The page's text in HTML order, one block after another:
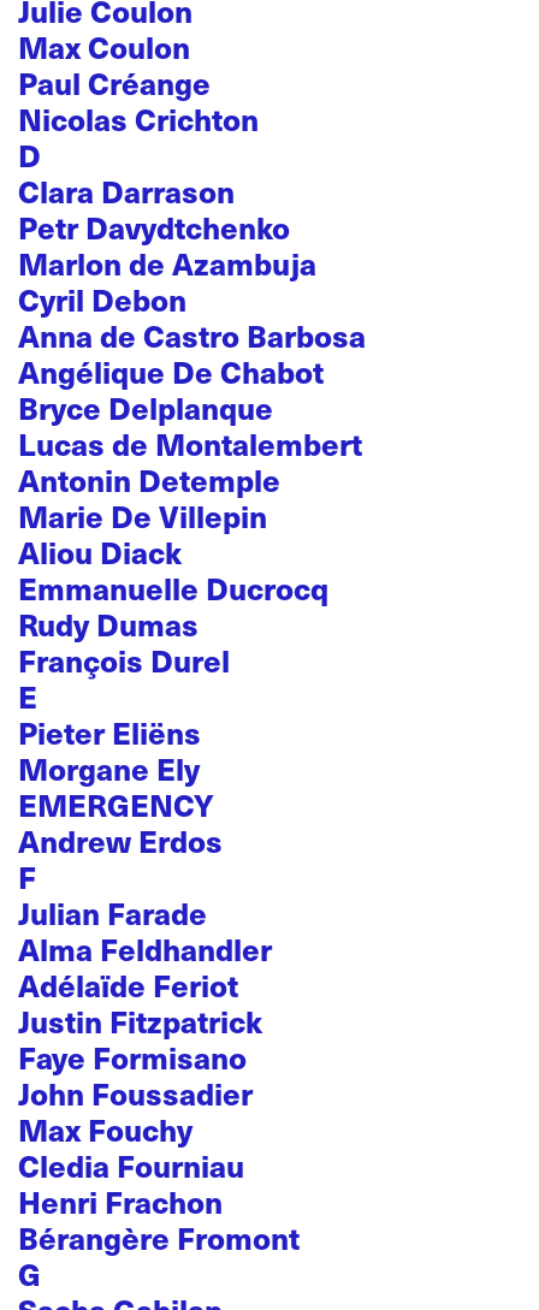
Julie Coulon
Max Coulon
Paul Créange
Nicolas Crichton
D
Clara Darrason
Petr Davydtchenko
Marlon de Azambuja
Cyril Debon
Anna de Castro Barbosa
Angélique De Chabot
Bryce Delplanque
Lucas de Montalembert
Antonin Detemple
Marie De Villepin
Aliou Diack
Emmanuelle Ducrocq
Rudy Dumas
François Durel
E
Pieter Eliëns
Morgane Ely
EMERGENCY
Andrew Erdos
F
Julian Farade
Alma Feldhandler
Adélaïde Feriot
Justin Fitzpatrick
Faye Formisano
John Foussadier
Max Fouchy
Cledia Fourniau
Henri Frachon
Bérangère Fromont
G